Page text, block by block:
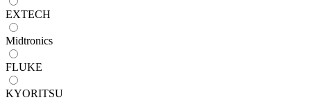
EXTECH
Midtronics
FLUKE
KYORITSU